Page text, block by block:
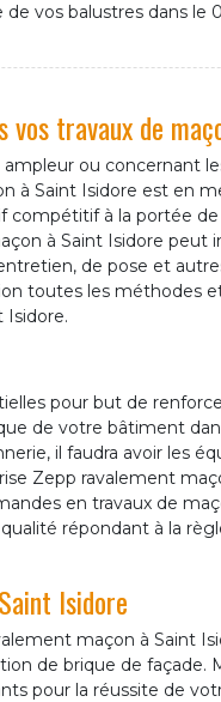
vos balustres dans le
travaux de
ampleur ou concernant
à Saint Isidore est en
compétitif à la portée
à Saint Isidore
de pose et
toutes les méthodes
Isidore.
pour but de
de votre bâtiment
il faudra avoir les
Zepp ravalement
en travaux de
répondant à la
Isidore
maçon à Saint
de brique de façade.
pour la réussite de